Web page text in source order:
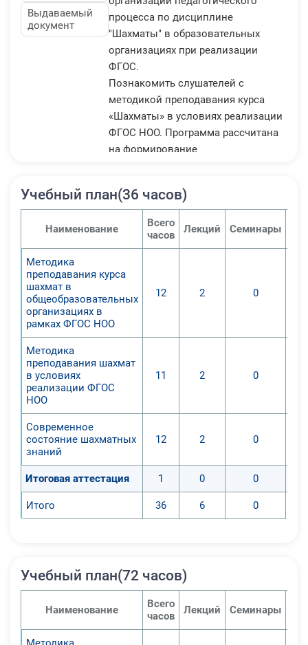
Выдаваемый
документ
процесса по дисциплине
"Шахматы" в образовательных
организациях при реализации
ФГОС.
Познакомить слушателей с
методикой преподавания курса
«Шахматы» в условиях реализации
ФГОС НОО. Программа рассчитана
на формирование
игре в шахматы как в системе
дополнительного образования.
1. Формирование
для преподавания учебного курса
«Шахматы» в начальной
2. Изучение теоретической базы
осознание шахмат как явления
культуры, вида спорта и важного
образования;
по преподавания учебной
дисциплины «Шахматы» в
начальной общеобразовательной
школе;
4. Формирование практических
«Шахматы» в НОО;
5. Создание предпосылок для
самообразования учителя по
вопросам развития высших
Учебный план(36 часов)
Наименование
Всего
часов
Лекций Семинары
Методика
преподавания курса
шахмат в
общеобразовательных
организациях в
рамках ФГОС НОО
12 2 0
Методика
преподавания шахмат
в условиях
реализации ФГОС
НОО
11 2 0
Современное
состояние шахматных
знаний
12 2 0
Итоговая аттестация 1 0 0
Итого 36 6 0
Учебный план(72 часов)
Наименование
Всего
часов
Лекций Семинары